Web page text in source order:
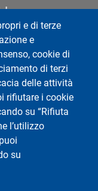
e di terze
e
cookie di
di terzi
delle attività
rifiutare i cookie
su “Rifiuta
l’utilizzo
su